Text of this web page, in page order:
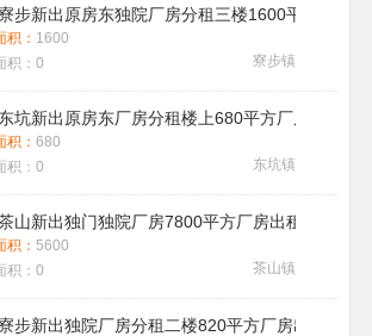
步新出原房东独院厂房分租三楼1600平方带地
积： 1600
积： 0 寮步镇
坑新出原房东厂房分租楼上680平方厂房出租现
积： 680
积： 0 东坑镇
山新出独门独院厂房7800平方厂房出租带喷淋
积： 5600
积： 0 茶山镇
步新出独院厂房分租二楼820平方厂房出租